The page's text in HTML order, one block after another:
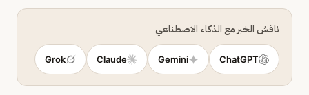
ناقش الخبر مع الذكاء الاصطناعي
ChatGPT
Gemini
Claude
Grok